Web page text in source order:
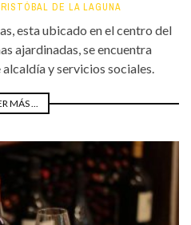
DE LA LAGUNA
esta ubicado en el centro del
ajardinadas, se encuentra
y servicios sociales.
MÁS ...